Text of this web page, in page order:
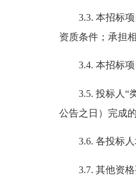
3.3. 本招标项
资质条件；承担
3.4. 本招标项
3.5. 投标人“类
公告之日）完成
3.6. 各投标人
3.7. 其他资格